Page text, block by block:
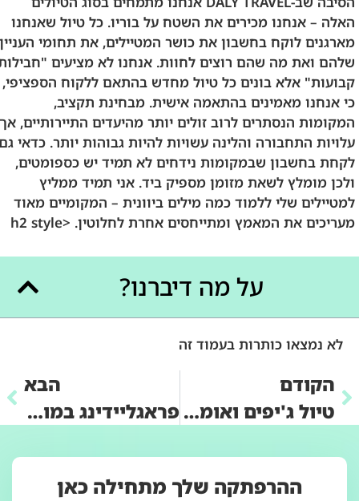
האלה – אנחנו מכירים את השטח על בוריו. כל טיול שאנחנו
מארגנים לוקח בחשבון את כושר המטיילים, את תחומי העניין
שלהם ואת מה שהם רוצים לחוות. אנחנו לא מציעים "חבילות
קבועות" אלא בונים כל טיול מחדש בהתאם ללקוח הספציפי,
כי אנחנו מאמינים בהתאמה אישית. מבחינת תקציב,
המקומות הנסתרים לרוב זולים יותר מהיעדים התיירותיים, אך
עלויות התחבורה והלינה עשויות להיות גבוהות יותר. כדאי גם
לקחת בחשבון שבמקומות נידחים לא תמיד יש כספומטים,
ולכן מומלץ לשאת מזומן מספיק ביד. אני תמיד ממליץ
למטיילים שלי ללמוד כמה מילים ביוונית – המקומיים מאוד
מעריכים את המאמץ ומתייחסים אחרת לחלוטין. <h2 style
על מה דיברנו?
לא נמצאו כותרות בעמוד זה
הקודם
טיול ג'יפים ואומגה בהרי הקרפטים: אדרנלין ונופים מרהיבים
הבא
פראגליידינג במונטנגרו: חוויה מהשמיים עם מדריך מנוסה
ההרפתקה שלך מתחילה כאן